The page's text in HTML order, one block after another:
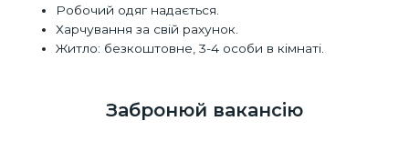
Робочий одяг надається.
Харчування за свій рахунок.
Житло: безкоштовне, 3-4 особи в кімнаті.
Забронюй вакансію